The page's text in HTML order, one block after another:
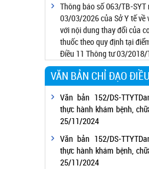
Thông báo số 063/TB-SYT
03/03/2026 của Sở Y tế về
với nội dung thay đổi của
thuốc theo quy định tại
Điều 11 Thông tư 03/2018/
VĂN BẢN CHỈ ĐẠO
Văn bản 152/DS-
thực hành khám bệnh,
25/11/2024
Văn bản 152/DS-
thực hành khám bệnh,
25/11/2024